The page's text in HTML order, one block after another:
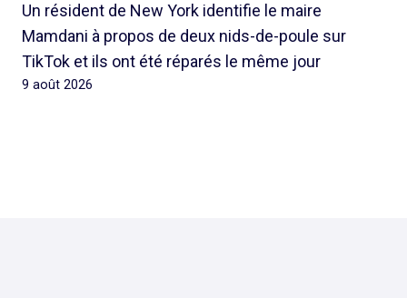
Un résident de New York identifie le maire
Mamdani à propos de deux nids-de-poule sur
TikTok et ils ont été réparés le même jour
9 août 2026